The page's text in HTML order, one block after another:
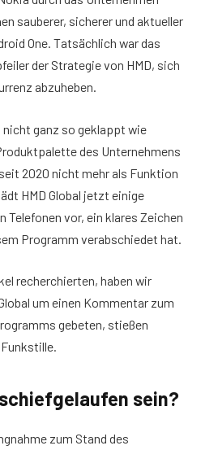
sauberer, sicherer und aktueller
One. Tatsächlich war das
der Strategie von HMD, sich
abzuheben.
nicht ganz so geklappt wie
des Unternehmens
2020 nicht mehr als Funktion
HMD Global jetzt einige
Telefonen vor, ein klares Zeichen
Programm verabschiedet hat.
recherchierten, haben wir
um einen Kommentar zum
gebeten, stießen
sein?
zum Stand des